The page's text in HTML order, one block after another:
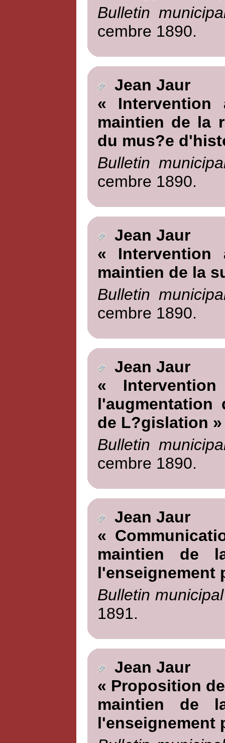
Bulletin
cembre 1890.
Jean Jaur
«
maintien de la
du mus?e
Bulletin
cembre 1890.
Jean Jaur
«
maintien de la
Bulletin
cembre 1890.
Jean Jaur
«
de L?gislation »
Bulletin
cembre 1890.
Jean Jaur
«
maintien de
l'enseignement
Bulletin
1891.
Jean Jaur
« Proposition
maintien de
l'enseignement